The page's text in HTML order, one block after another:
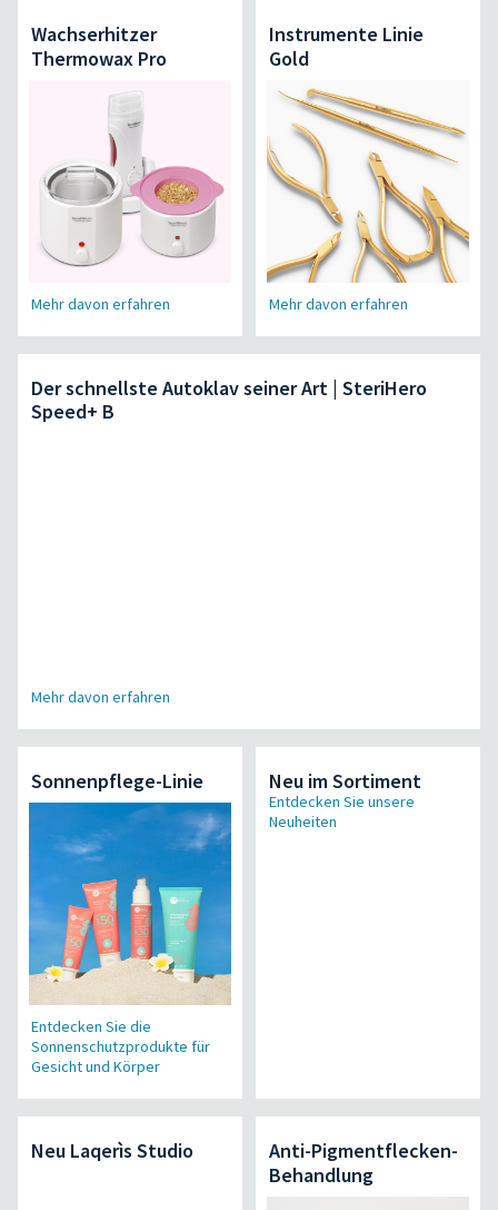
Wachserhitzer
Thermowax Pro
Mehr davon erfahren
Instrumente Linie
Gold
Mehr davon erfahren
Der schnellste Autoklav seiner Art | SteriHero
Speed+ B
Mehr davon erfahren
Sonnenpflege-Linie
Entdecken Sie die
Sonnenschutzprodukte für
Gesicht und Körper
Neu im Sortiment
Entdecken Sie unsere
Neuheiten
Neu Laqerìs Studio
Anti-Pigmentflecken-
Behandlung